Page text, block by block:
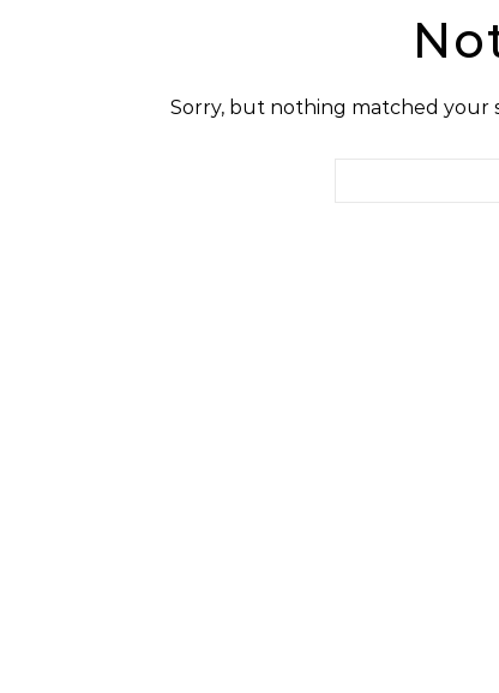
Sorry, but nothing matched your